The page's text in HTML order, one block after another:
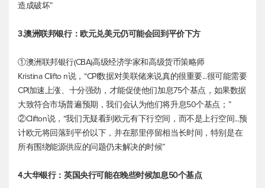
造成破坏”
3.澳洲联邦银行： 欧元兑美元仍可能会回到平价下方
①澳洲联邦银行(CBA)高级经济学家和高级货币策略师
Kristina Clifto n说，“CPI数据对美联储来说真的很重要...很可能需要
CPI加速上涨、十分强劲，才能促使他们加息75个基点，如果数据
大致符合市场普遍预期，我们会认为他们将升息50个基点；”
②Clifton说，“我们无疑看到欧元有下行空间，而不是上行空间...预
计欧元将回落到平价以下，并在那里停留相当长时间，特别是在
所有围绕能源供应的问题仍未解决的时候”
4.大华银行：英国央行可能在晚些时候加息50个基点